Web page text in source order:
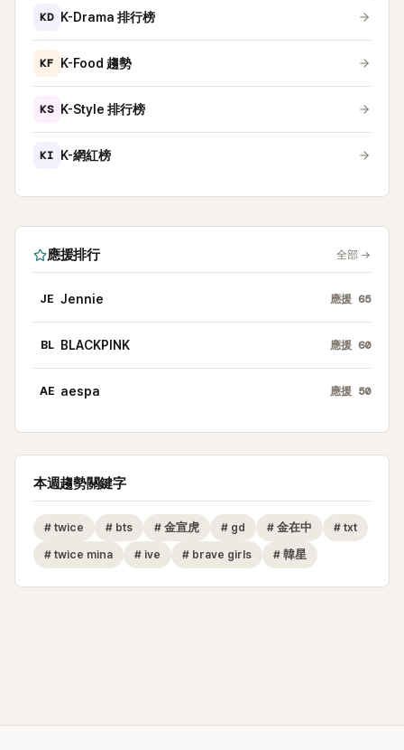
KD K-Drama 排行榜
KF K-Food 趨勢
KS K-Style 排行榜
KI K-網紅榜
應援排行 全部 →
JE Jennie 應援 65
BL BLACKPINK 應援 60
AE aespa 應援 50
本週趨勢關鍵字
# twice # bts # 金宣虎 # gd # 金在中 # txt
# twice mina # ive # brave girls # 韓星